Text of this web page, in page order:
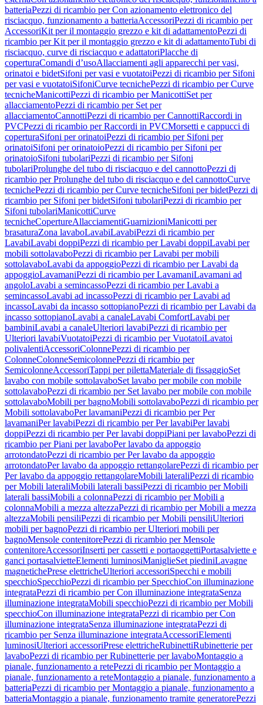
batteriaPezzi di ricambio per Con azionamento elettronico del
risciacquo, funzionamento a batteriaAccessoriPezzi di ricambio per
AccessoriKit per il montaggio grezzo e kit di adattamentoPezzi di
ricambio per Kit per il montaggio grezzo e kit di adattamentoTubi di
risciacquo, curve di risciacquo e adattatoriPlacche di
coperturaComandi d’usoAllacciamenti agli apparecchi per vasi,
orinatoi e bidetSifoni per vasi e vuotatoiPezzi di ricambio per Sifoni
per vasi e vuotatoiSifoniCurve tecnichePezzi di ricambio per Curve
tecnicheManicottiPezzi di ricambio per ManicottiSet per
allacciamentoPezzi di ricambio per Set per
allacciamentoCannottiPezzi di ricambio per CannottiRaccordi in
PVCPezzi di ricambio per Raccordi in PVCMorsetti e cappucci di
coperturaSifoni per orinatoiPezzi di ricambio per Sifoni per
orinatoiSifoni per orinatoioPezzi di ricambio per Sifoni per
orinatoioSifoni tubolariPezzi di ricambio per Sifoni
tubolariProlunghe del tubo di risciacquo e del cannottoPezzi di
ricambio per Prolunghe del tubo di risciacquo e del cannottoCurve
tecnichePezzi di ricambio per Curve tecnicheSifoni per bidetPezzi di
ricambio per Sifoni per bidetSifoni tubolariPezzi di ricambio per
Sifoni tubolariManicottiCurve
tecnicheCopertureAllacciamentiGuarnizioniManicotti per
brasaturaZona lavaboLavabiLavabiPezzi di ricambio per
LavabiLavabi doppiPezzi di ricambio per Lavabi doppiLavabi per
mobili sottolavaboPezzi di ricambio per Lavabi per mobili
sottolavaboLavabi da appoggioPezzi di ricambio per Lavabi da
appoggioLavamaniPezzi di ricambio per LavamaniLavamani ad
angoloLavabi a semincassoPezzi di ricambio per Lavabi a
semincassoLavabi ad incassoPezzi di ricambio per Lavabi ad
incassoLavabi da incasso sottopianoPezzi di ricambio per Lavabi da
incasso sottopianoLavabi a canaleLavabi ComfortLavabi per
bambiniLavabi a canaleUlteriori lavabiPezzi di ricambio per
Ulteriori lavabiVuotatoiPezzi di ricambio per VuotatoiLavatoi
polivalentiAccessoriColonnePezzi di ricambio per
ColonneColonneSemicolonnePezzi di ricambio per
SemicolonneAccessoriTappi per pilettaMateriale di fissaggioSet
lavabo con mobile sottolavaboSet lavabo per mobile con mobile
sottolavaboPezzi di ricambio per Set lavabo per mobile con mobile
sottolavaboMobili per bagnoMobili sottolavaboPezzi di ricambio per
Mobili sottolavaboPer lavamaniPezzi di ricambio per Per
lavamaniPer lavabiPezzi di ricambio per Per lavabiPer lavabi
doppiPezzi di ricambio per Per lavabi doppiPiani per lavaboPezzi di
ricambio per Piani per lavaboPer lavabo da appoggio
arrotondatoPezzi di ricambio per Per lavabo da appoggio
arrotondatoPer lavabo da appoggio rettangolarePezzi di ricambio per
Per lavabo da appoggio rettangolareMobili lateraliPezzi di ricambio
per Mobili lateraliMobili laterali bassiPezzi di ricambio per Mobili
laterali bassiMobili a colonnaPezzi di ricambio per Mobili a
colonnaMobili a mezza altezzaPezzi di ricambio per Mobili a mezza
altezzaMobili pensiliPezzi di ricambio per Mobili pensiliUlteriori
mobili per bagnoPezzi di ricambio per Ulteriori mobili per
bagnoMensole contenitorePezzi di ricambio per Mensole
contenitoreAccessoriInserti per cassetti e portaoggettiPortasalviette e
ganci portasalvietteElementi luminosiManiglieSet piediniLavagne
magnetichePrese elettricheUlteriori accessoriSpecchi e mobili
specchioSpecchioPezzi di ricambio per SpecchioCon illuminazione
integrataPezzi di ricambio per Con illuminazione integrataSenza
illuminazione integrataMobili specchioPezzi di ricambio per Mobili
specchioCon illuminazione integrataPezzi di ricambio per Con
illuminazione integrataSenza illuminazione integrataPezzi di
ricambio per Senza illuminazione integrataAccessoriElementi
luminosiUlteriori accessoriPrese elettricheRubinettiRubinetterie per
lavaboPezzi di ricambio per Rubinetterie per lavaboMontaggio a
pianale, funzionamento a retePezzi di ricambio per Montaggio a
pianale, funzionamento a reteMontaggio a pianale, funzionamento a
batteriaPezzi di ricambio per Montaggio a pianale, funzionamento a
batteriaMontaggio a pianale, funzionamento tramite generatorePezzi